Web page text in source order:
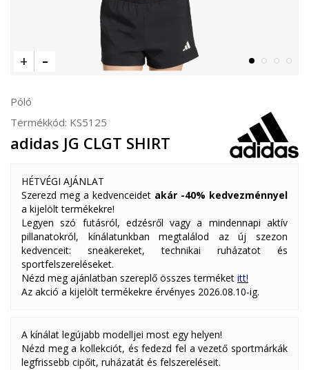
Póló
Termékkód: KS5125
adidas JG CLGT SHIRT
HÉTVÉGI AJÁNLAT
Szerezd meg a kedvenceidet akár -40% kedvezménnyel
a kijelölt termékekre!
Legyen szó futásról, edzésről vagy a mindennapi aktív
pillanatokról, kínálatunkban megtalálod az új szezon
kedvenceit: sneakereket, technikai ruházatot és
sportfelszereléseket.
Nézd meg ajánlatban szereplő összes terméket itt!
Az akció a kijelölt termékekre érvényes 2026.08.10-ig.
A kínálat legújabb modelljei most egy helyen!
Nézd meg a kollekciót, és fedezd fel a vezető sportmárkák
legfrissebb cipőit, ruházatát és felszereléseit.